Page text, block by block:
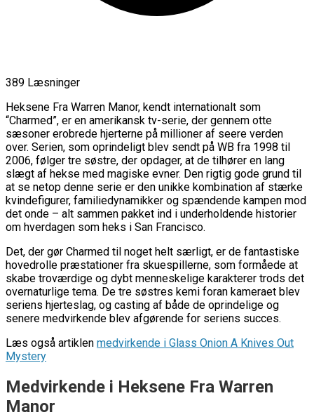
389 Læsninger
Heksene Fra Warren Manor, kendt internationalt som
“Charmed”, er en amerikansk tv-serie, der gennem otte
sæsoner erobrede hjerterne på millioner af seere verden
over. Serien, som oprindeligt blev sendt på WB fra 1998 til
2006, følger tre søstre, der opdager, at de tilhører en lang
slægt af hekse med magiske evner. Den rigtig gode grund til
at se netop denne serie er den unikke kombination af stærke
kvindefigurer, familiedynamikker og spændende kampen mod
det onde – alt sammen pakket ind i underholdende historier
om hverdagen som heks i San Francisco.
Det, der gør Charmed til noget helt særligt, er de fantastiske
hovedrolle præstationer fra skuespillerne, som formåede at
skabe troværdige og dybt menneskelige karakterer trods det
overnaturlige tema. De tre søstres kemi foran kameraet blev
seriens hjerteslag, og casting af både de oprindelige og
senere medvirkende blev afgørende for seriens succes.
Læs også artiklen medvirkende i Glass Onion A Knives Out
Mystery
Medvirkende i Heksene Fra Warren
Manor